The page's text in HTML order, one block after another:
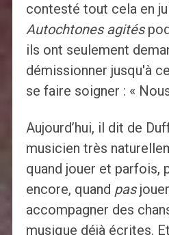
contesté tout cela en
Autochtones agités
ils ont seulement
démissionner jusqu'à
se faire soigner : «
Aujourd’hui, il dit de
musicien très
quand jouer et parfois,
encore, quand pas
accompagner des
musique déjà écrites.